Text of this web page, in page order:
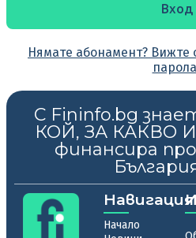
Нямате абонамент? Вижте
С Fininfo.bg
КОЙ, ЗА КАКВО
финансира
Навигация
Начало